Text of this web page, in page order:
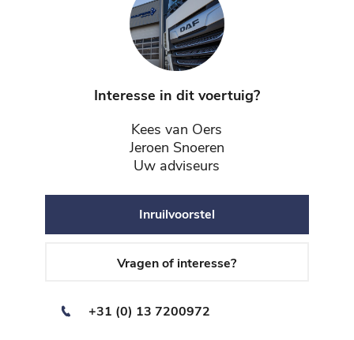
Interesse in dit voertuig?
Kees van Oers
Jeroen Snoeren
Uw adviseurs
Inruilvoorstel
Vragen of interesse?
+31 (0) 13 7200972